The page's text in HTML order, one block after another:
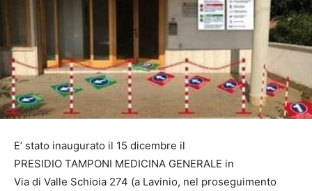
E’ stato inaugurato il 15 dicembre il
PRESIDIO TAMPONI MEDICINA GENERALE in
Via di Valle Schioia 274 (a Lavinio, nel proseguimento